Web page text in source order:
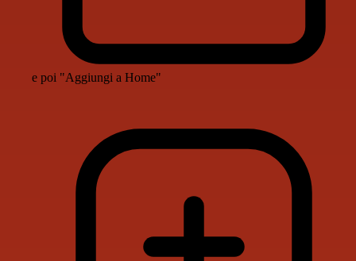
e poi "Aggiungi a Home"